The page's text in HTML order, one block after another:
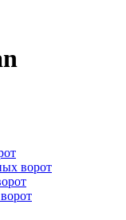
ворот